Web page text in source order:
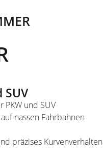
und SUV
nassen Fahrbahnen
präzises Kurvenverhalten